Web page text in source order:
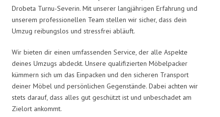
Drobeta Turnu-Severin. Mit unserer langjährigen Erfahrung und
unserem professionellen Team stellen wir sicher, dass dein
Umzug reibungslos und stressfrei abläuft.
Wir bieten dir einen umfassenden Service, der alle Aspekte
deines Umzugs abdeckt. Unsere qualifizierten Möbelpacker
kümmern sich um das Einpacken und den sicheren Transport
deiner Möbel und persönlichen Gegenstände. Dabei achten wir
stets darauf, dass alles gut geschützt ist und unbeschadet am
Zielort ankommt.